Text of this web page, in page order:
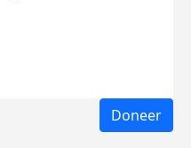
Doneer